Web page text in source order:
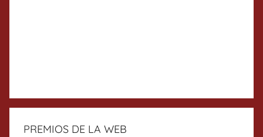
PREMIOS DE LA WEB